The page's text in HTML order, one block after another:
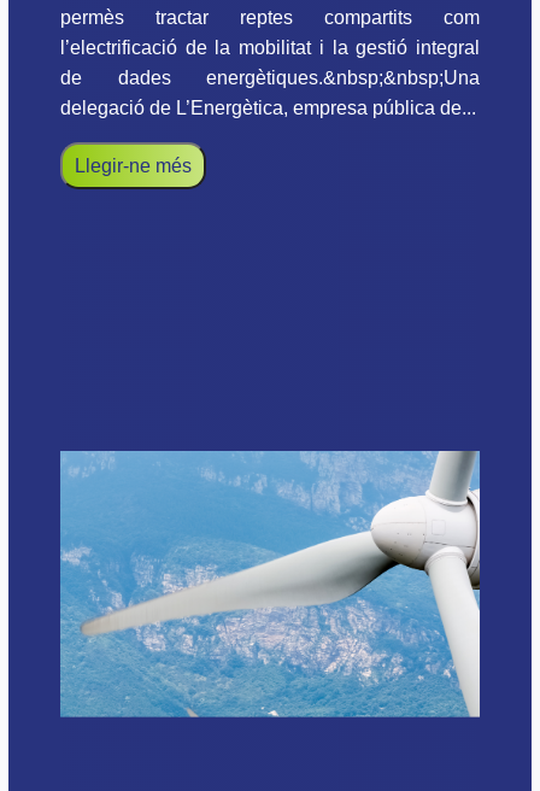
permès tractar reptes compartits com
l’electrificació de la mobilitat i la gestió integral
de dades energètiques.&nbsp;&nbsp;Una
delegació de L’Energètica, empresa pública de...
Llegir-ne més